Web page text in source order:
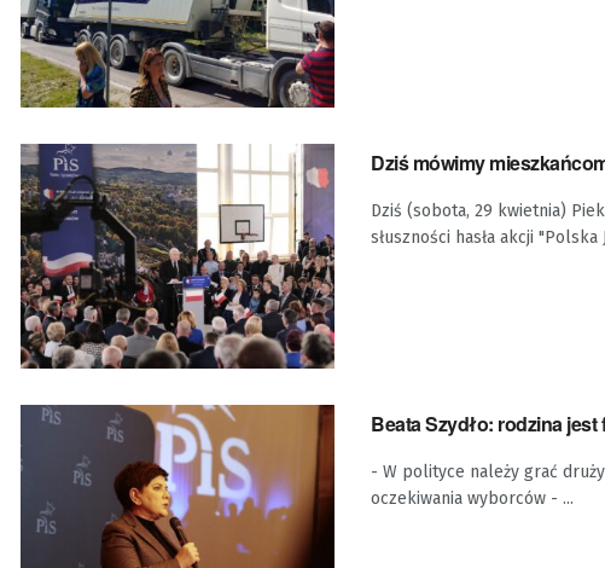
Dziś mówimy
Dziś (sobota, 29 kwietnia)
słuszności hasła akcji "Polska
Beata Szydło: rodzina
- W polityce należy grać
oczekiwania wyborców - ...